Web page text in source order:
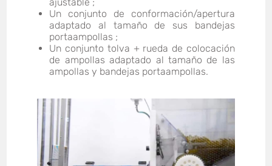
Un conjunto de conformación/apertura
adaptado al tamaño de sus bandejas
portaampollas ;
Un conjunto tolva + rueda de colocación
de ampollas adaptado al tamaño de las
ampollas y bandejas portaampollas.